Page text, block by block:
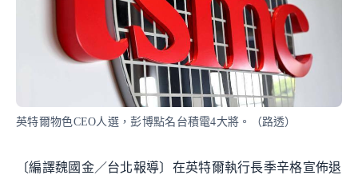
英特爾物色CEO人選，彭博點名台積電4大將。（路透）
〔編譯魏國金／台北報導〕在英特爾執行長季辛格宣佈退